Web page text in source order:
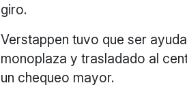
giro.
Verstappen tuvo que ser
monoplaza y trasladado al
un chequeo mayor.